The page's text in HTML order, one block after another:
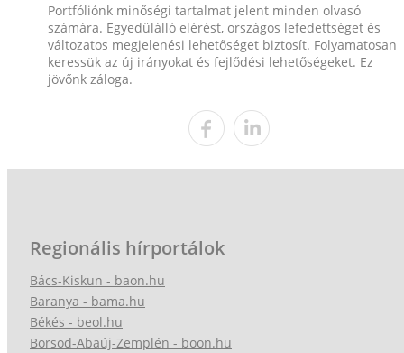
Portfóliónk minőségi tartalmat jelent minden olvasó
számára. Egyedülálló elérést, országos lefedettséget és
változatos megjelenési lehetőséget biztosít. Folyamatosan
keressük az új irányokat és fejlődési lehetőségeket. Ez
jövőnk záloga.
Regionális hírportálok
Bács-Kiskun - baon.hu
Baranya - bama.hu
Békés - beol.hu
Borsod-Abaúj-Zemplén - boon.hu